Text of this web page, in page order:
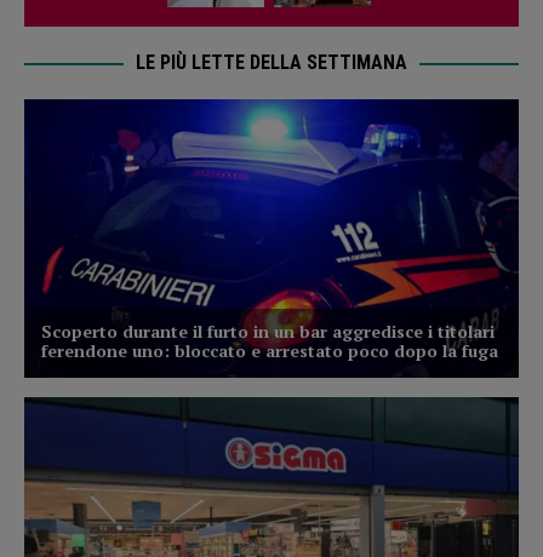
LE PIÙ LETTE DELLA SETTIMANA